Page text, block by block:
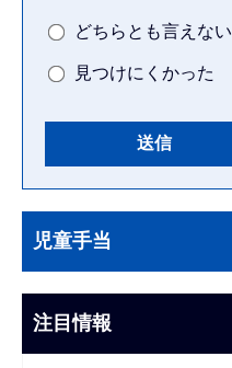
どちらとも言えない
見つけにくかった
文
こ
ま
で
サ
ビ
児童手当
注目情報